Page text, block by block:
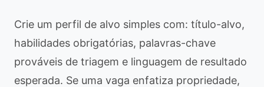
Crie um perfil de alvo simples com: título-alvo,
habilidades obrigatórias, palavras-chave
prováveis de triagem e linguagem de resultado
esperada. Se uma vaga enfatiza propriedade,